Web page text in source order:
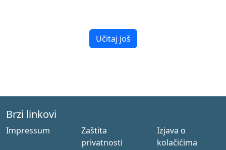
Učitaj još
Brzi linkovi
Impressum
Zaštita
privatnosti
Izjava o
kolačićima